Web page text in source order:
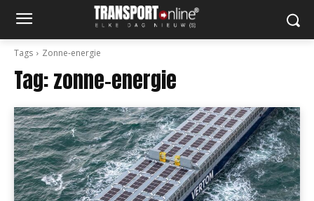
Tags Zonne-energie
Tag:zonne-energie